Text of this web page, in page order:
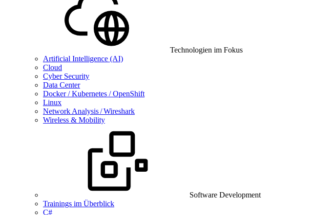
Technologien im Fokus
Artificial Intelligence (AI)
Cloud
Cyber Security
Data Center
Docker / Kubernetes / OpenShift
Linux
Network Analysis / Wireshark
Wireless & Mobility
Software Development
Trainings im Überblick
C#